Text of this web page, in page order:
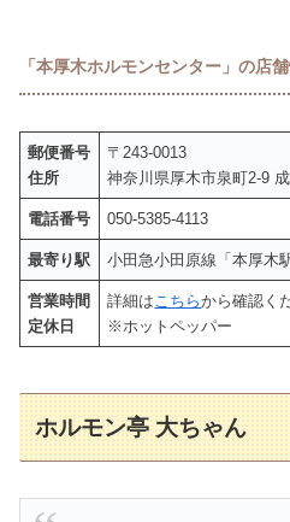
「本厚木ホルモンセンター」の店
郵便番号
住所
〒243-0013
神奈川県厚木市泉町2-9
電話番号 050-5385-4113
最寄り駅 小田急小田原線「本厚木
営業時間
定休日
詳細は こちらから確認く
※ホットペッパー
ホルモン亭 大ちゃん